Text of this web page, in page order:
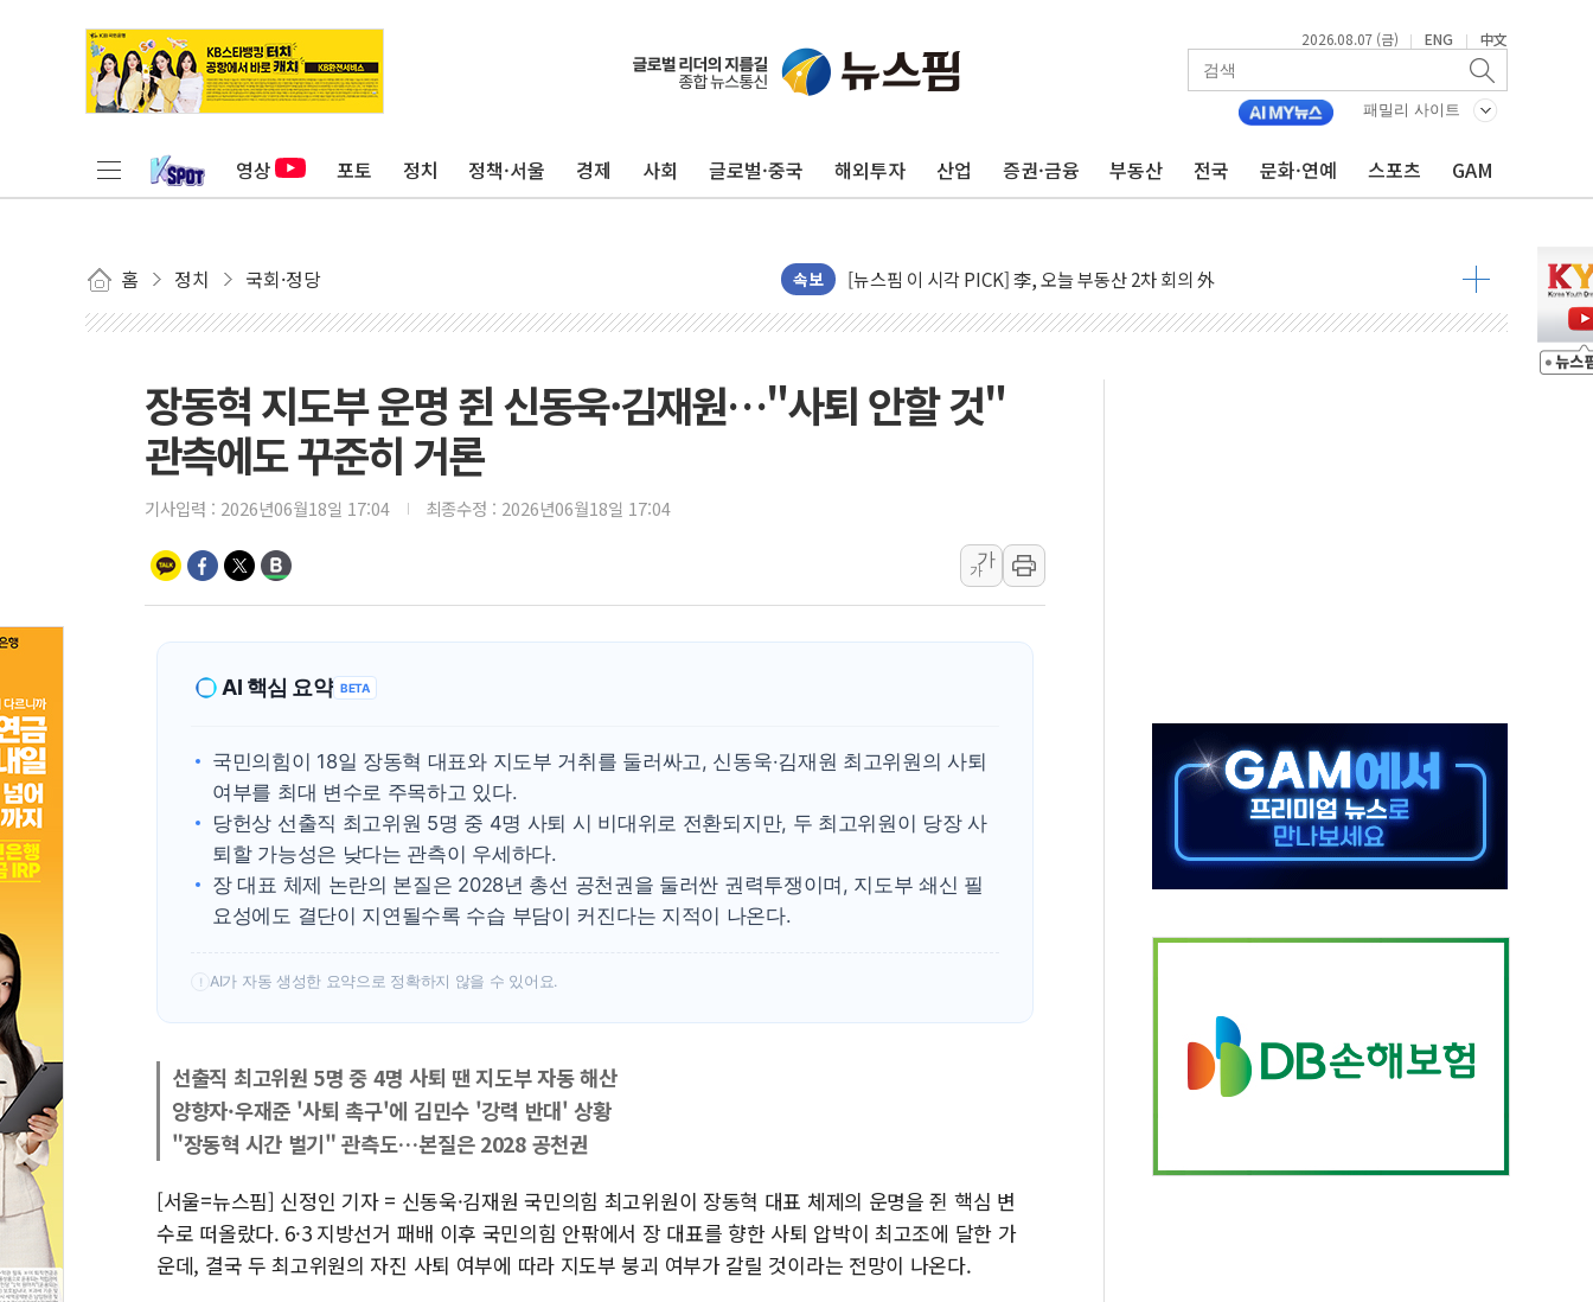
2026.08.07 (금) | ENG | 中文
패밀리 사이트
영상 포토 정치 정책·서울 경제 사회 글로벌·중국 해외투자 산업 증권·금융 부동산 전국 문화·연예 스포츠 GAM
홈 정치 국회·정당 속보
중기부, 떡국·떡볶이떡 제조업 '생계형 적합업종' 재지정...5년 더 보호
[브라질증시] 금리 인하에도 추가 완화 불확실성에 1.2% 하락 마감
카드사 고객 유입 창구 된 '트래블카드'…휴가철 넘어 장기 고객 묶는다
제나벨, 배우 공승연 브랜드 모델 발탁… 부산 광안서 약국 팝업스토어 운영
[채권/외환] 국제유가 급등에 미 국채금리·달러 동반 상승…시장, 美 고용지표 촉각
트럼프, '원정출산 시민권 차단' 행정명령 서명…출생시민권 제한 재시동
현대리바트, 원가 개선으로 실적 방어…다음 과제는 '외형 확대'
[금/유가] 이란의 호르무즈 해협 통항 제한 검토에 유가 3% 급등…금값 보합
李대통령, 오늘 오후 2시 부동산정책 2차 점검회의…주택 공급 대책 막바지 조율
[오늘의 정치일정] 8월 7일(금)
[오늘의 국회일정] 상임위·세미나·기자회견·주요 정당 - 8월 7일
이란, 美·이스라엘 선박 호르무즈 통항 제한 추진…美 "통행 막을 권한 없어"
장동혁 지도부 운명 쥔 신동욱·김재원…"사퇴 안할 것"
관측에도 꾸준히 거론
기사입력 : 2026년06월18일 17:04 최종수정 : 2026년06월18일 17:04
가
가
AI 핵심 요약 BETA
국민의힘이 18일 장동혁 대표와 지도부 거취를 둘러싸고, 신동욱·김재원 최고위원의 사퇴
여부를 최대 변수로 주목하고 있다.
당헌상 선출직 최고위원 5명 중 4명 사퇴 시 비대위로 전환되지만, 두 최고위원이 당장 사
퇴할 가능성은 낮다는 관측이 우세하다.
장 대표 체제 논란의 본질은 2028년 총선 공천권을 둘러싼 권력투쟁이며, 지도부 쇄신 필
요성에도 결단이 지연될수록 수습 부담이 커진다는 지적이 나온다.
! AI가 자동 생성한 요약으로 정확하지 않을 수 있어요.
선출직 최고위원 5명 중 4명 사퇴 땐 지도부 자동 해산
양향자·우재준 '사퇴 촉구'에 김민수 '강력 반대' 상황
"장동혁 시간 벌기" 관측도…본질은 2028 공천권
[서울=뉴스핌] 신정인 기자 = 신동욱·김재원 국민의힘 최고위원이 장동혁 대표 체제의 운명을 쥔 핵심 변
수로 떠올랐다. 6·3 지방선거 패배 이후 국민의힘 안팎에서 장 대표를 향한 사퇴 압박이 최고조에 달한 가
운데, 결국 두 최고위원의 자진 사퇴 여부에 따라 지도부 붕괴 여부가 갈릴 것이라는 전망이 나온다.